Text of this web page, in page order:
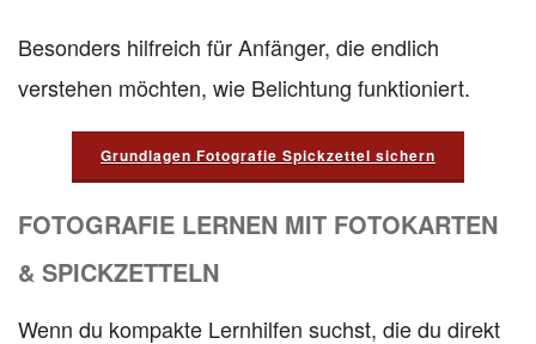
Besonders hilfreich für Anfänger, die endlich
verstehen möchten, wie Belichtung funktioniert.
Grundlagen Fotografie Spickzettel sichern
FOTOGRAFIE LERNEN MIT FOTOKARTEN
& SPICKZETTELN
Wenn du kompakte Lernhilfen suchst, die du direkt